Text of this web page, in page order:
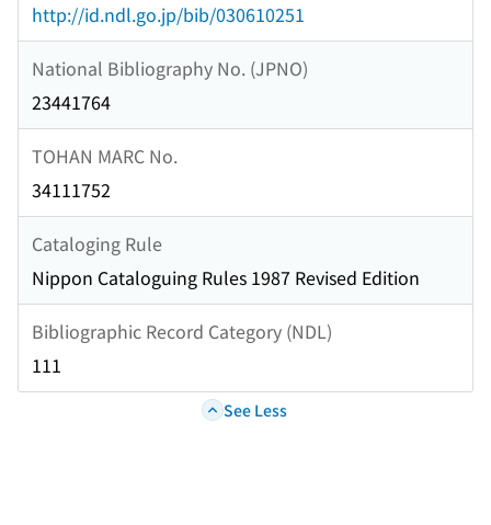
http://id.ndl.go.jp/bib/030610251
National Bibliography No. (JPNO)
23441764
TOHAN MARC No.
34111752
Cataloging Rule
Nippon Cataloguing Rules 1987 Revised Edition
Bibliographic Record Category (NDL)
111
See Less